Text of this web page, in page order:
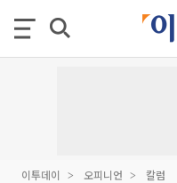
이투데이 오피니언 칼럼